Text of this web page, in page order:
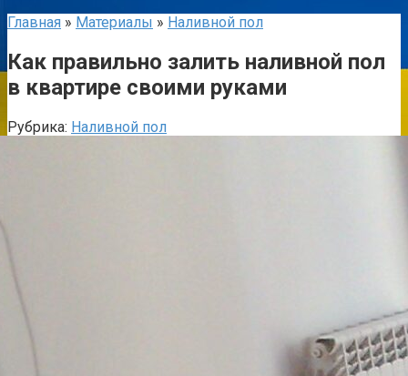
Главная » Материалы » Наливной пол
Как правильно залить наливной пол
в квартире своими руками
Рубрика: Наливной пол